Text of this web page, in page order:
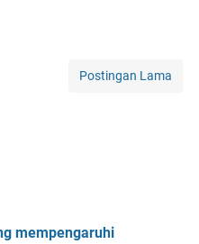
Postingan Lama
mempengaruhi